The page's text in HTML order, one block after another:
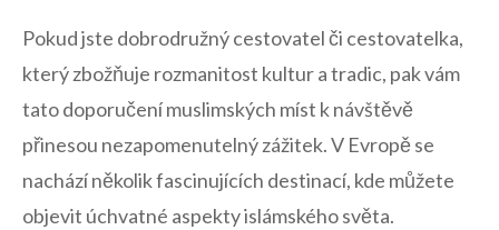
Pokud jste dobrodružný cestovatel či cestovatelka,
který zbožňuje ​rozmanitost kultur ‌a tradic, pak vám
tato doporučení muslimských míst k návštěvě
přinesou nezapomenutelný zážitek. V Evropě se
nachází několik fascinujících destinací, kde můžete
objevit úchvatné aspekty islámského světa.